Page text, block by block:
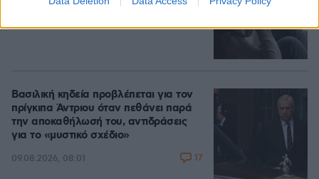
Βασιλική κηδεία προβλέπεται για τον
πρίγκιπα Άντριου όταν πεθάνει παρά
την αποκαθήλωσή του, αντιδράσεις
για το «μυστικό σχέδιο»
09.08.2026, 08:01 17